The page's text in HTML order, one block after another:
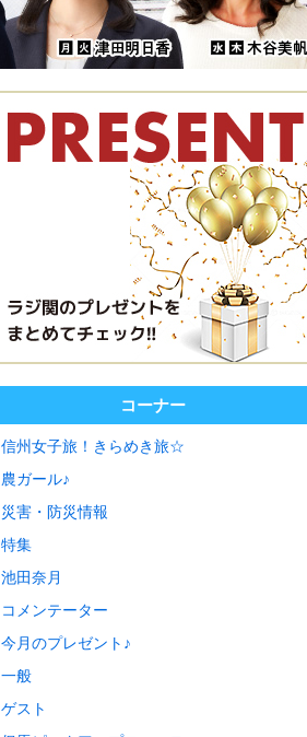
コーナー
信州女子旅！きらめき旅☆
農ガール♪
災害・防災情報
特集
池田奈月
コメンテーター
今月のプレゼント♪
一般
ゲスト